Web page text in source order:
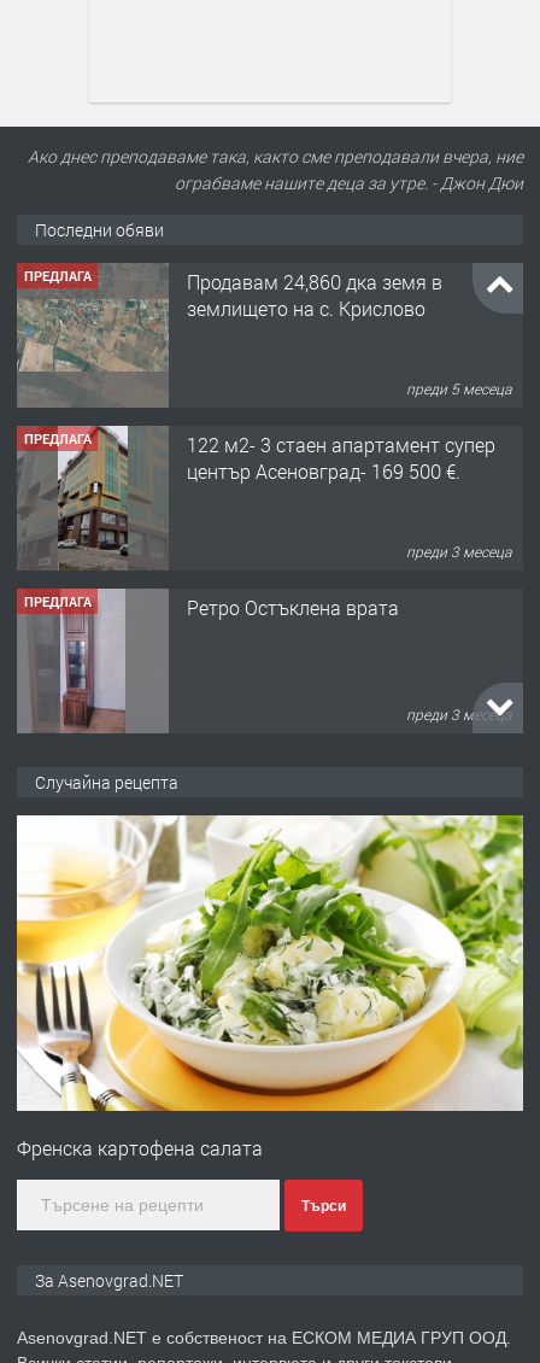
Ако днес преподаваме така, както сме преподавали вчера, ние
ограбваме нашите деца за утре. - Джон Дюи
Последни обяви
ПРЕДЛАГА
Продавам 24,860 дка земя в
землището на с. Крислово
преди 5 месеца
ПРЕДЛАГА
122 м2- 3 стаен апартамент супер
център Асеновград- 169 500 €.
преди 3 месеца
ПРЕДЛАГА Ретро Остъклена врата
преди 3 месеца
преди 10 месеца
ПРЕДЛАГА
Професионална броячна машина -
със сертификат от ЕЦБ
преди 1 година
ПРЕДЛАГА
Професионална зеленчукорезачка
Случайна рецепта
Френска картофена салата
Търси
За Asenovgrad.NET
Asenovgrad.NET е собственост на ЕСКОМ МЕДИА ГРУП ООД.